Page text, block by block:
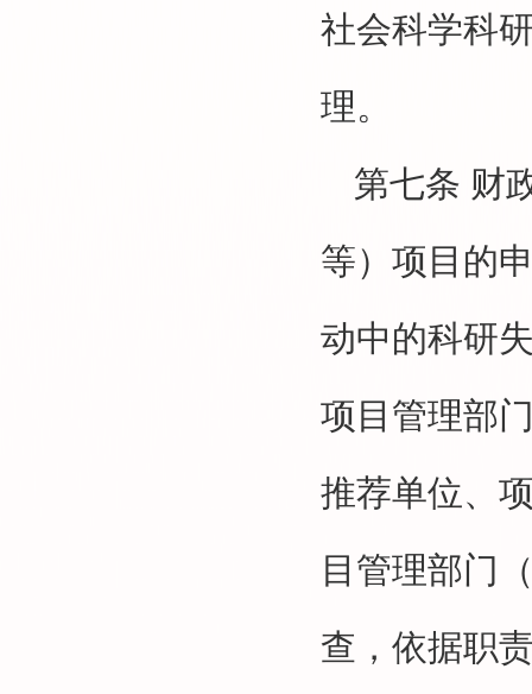
社会科学科
理。
第七条 财
等）项目的
动中的科研
项目管理部
推荐单位、
目管理部门
查，依据职